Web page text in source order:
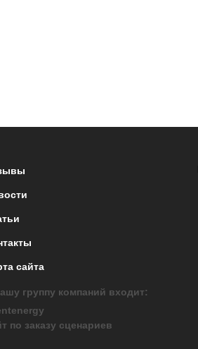
сайта
группу компаний входит:
по заказу сценариев